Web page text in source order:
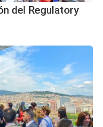
del Regulatory